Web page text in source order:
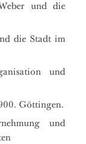
und die
die Stadt im
und
Göttingen.
und